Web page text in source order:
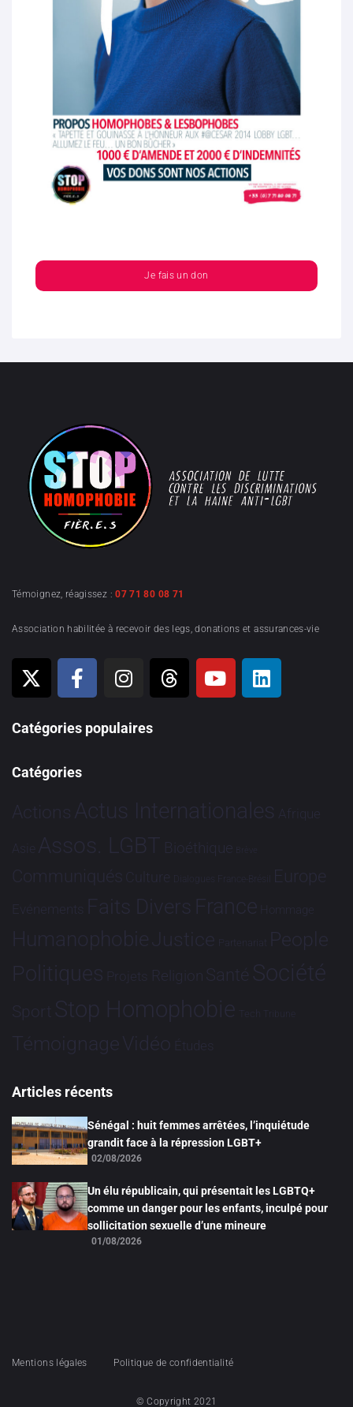
Je fais un don
Témoignez, réagissez :07 71 80 08 71
Association habilitée à recevoir des legs, donations et assurances-vie
Catégories populaires
Catégories
Actions Actus Internationales Afrique
Asie Assos. LGBT Bioéthique Brève
Communiqués Culture Dialogues France-Brésil Europe
Evénements Faits Divers France Hommage
HumanophobieJustice Partenariat People
Politiques Projets Religion Santé Société
Sport Stop Homophobie Tech Tribune
TémoignageVidéo Études
Articles récents
Sénégal : huit femmes arrêtées, l’inquiétude
grandit face à la répression LGBT+
02/08/2026
Un élu républicain, qui présentait les LGBTQ+
comme un danger pour les enfants, inculpé pour
sollicitation sexuelle d’une mineure
01/08/2026
Mentions légales Politique de confidentialité
© Copyright 2021